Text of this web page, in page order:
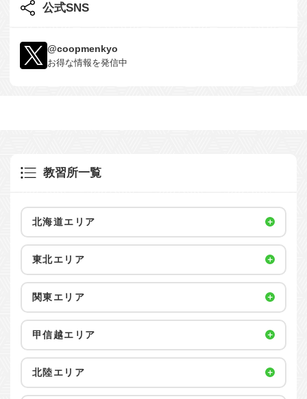
公式SNS
@coopmenkyo
お得な情報を発信中
教習所一覧
北海道エリア
東北エリア
関東エリア
甲信越エリア
北陸エリア